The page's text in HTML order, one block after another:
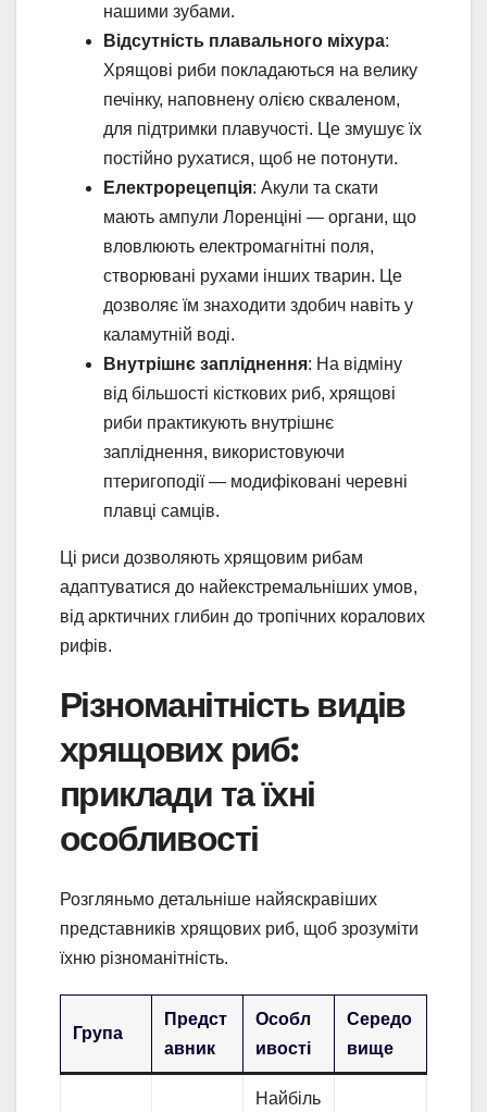
нашими зубами.
Відсутність плавального міхура:
Хрящові риби покладаються на велику
печінку, наповнену олією скваленом,
для підтримки плавучості. Це змушує їх
постійно рухатися, щоб не потонути.
Електрорецепція: Акули та скати
мають ампули Лоренціні — органи, що
вловлюють електромагнітні поля,
створювані рухами інших тварин. Це
дозволяє їм знаходити здобич навіть у
каламутній воді.
Внутрішнє запліднення: На відміну
від більшості кісткових риб, хрящові
риби практикують внутрішнє
запліднення, використовуючи
птеригоподії — модифіковані черевні
плавці самців.
Ці риси дозволяють хрящовим рибам
адаптуватися до найекстремальніших умов,
від арктичних глибин до тропічних коралових
рифів.
Різноманітність видів
хрящових риб:
приклади та їхні
особливості
Розгляньмо детальніше найяскравіших
представників хрящових риб, щоб зрозуміти
їхню різноманітність.
Група
Предст
авник
Особл
ивості
Середо
вище
Найбіль